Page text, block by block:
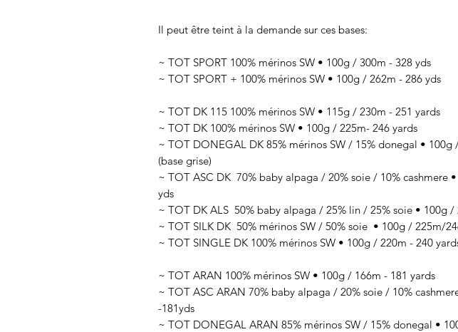
Il peut être teint à la demande sur ces bases:
~ TOT SPORT 100% mérinos SW • 100g / 300m - 328 yds
~ TOT SPORT + 100% mérinos SW • 100g / 262m - 286 yds
~ TOT DK 115 100% mérinos SW • 115g / 230m - 251 yards
~ TOT DK 100% mérinos SW • 100g / 225m- 246 yards
~ TOT DONEGAL DK 85% mérinos SW / 15% donegal • 100g
(base grise)
~ TOT ASC DK 70% baby alpaga / 20% soie / 10% cashmere
yds
~ TOT DK ALS 50% baby alpaga / 25% lin / 25% soie • 100g /
~ TOT SILK DK 50% mérinos SW / 50% soie • 100g / 225m/
~ TOT SINGLE DK 100% mérinos SW • 100g / 220m - 240
~ TOT ARAN 100% mérinos SW • 100g / 166m - 181 yards
~ TOT ASC ARAN 70% baby alpaga / 20% soie / 10%
-181yds
~ TOT DONEGAL ARAN 85% mérinos SW / 15% donegal •